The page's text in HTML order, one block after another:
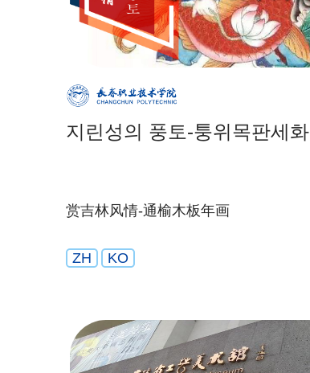
지린성의 풍토-퉁위목판세화
赏吉林风情-通榆木板年画
ZH KO